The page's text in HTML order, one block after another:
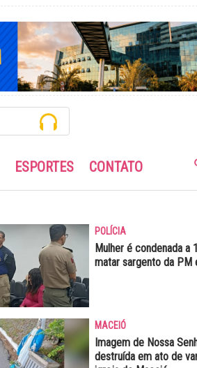
ESPORTES CONTATO
POLÍCIA
Mulher é condenada a
matar sargento da PM
MACEIÓ
Imagem de Nossa
destruída em ato de